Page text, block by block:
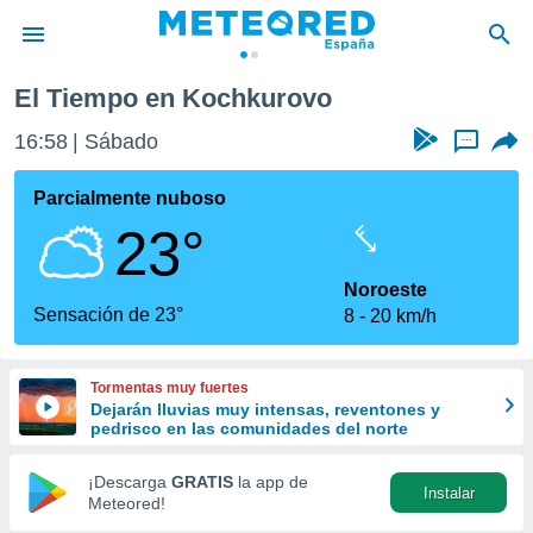
de
por
se
calidad.
a este
las
y
forma
digital
basada
El Tiempo en Kochkurovo
16:58 Sábado ...
Parcialmente nuboso
23°
Sensación de 23°
Noroeste
8
20 km/h
Tormentas muy fuertes
Dejarán lluvias muy intensas, reventones y
pedrisco en las comunidades del norte
¡Descarga GRATIS la app de
Meteored!
Instalar